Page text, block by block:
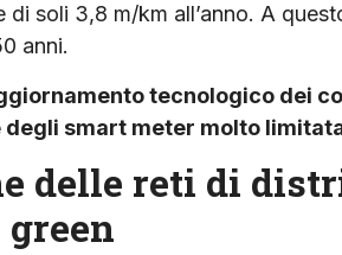
soli 3,8 m/km all’anno. A
anni.
tecnologico dei
degli smart meter molto
delle reti di